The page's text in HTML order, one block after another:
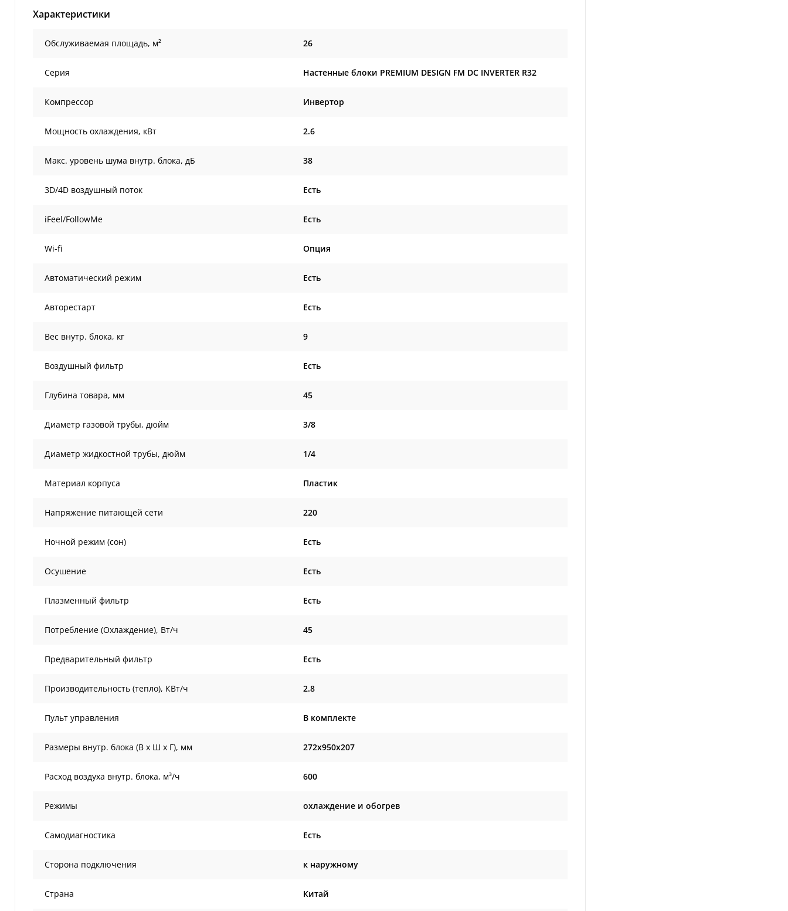
Характеристики
Обслуживаемая площадь, м² 26
Серия Настенные блоки PREMIUM DESIGN FM DC INVERTER R32
Компрессор Инвертор
Мощность охлаждения, кВт 2.6
Макс. уровень шума внутр. блока, дБ 38
3D/4D воздушный поток Есть
iFeel/FollowMe Есть
Wi-fi Опция
Автоматический режим Есть
Авторестарт Есть
Вес внутр. блока, кг 9
Воздушный фильтр Есть
Глубина товара, мм 45
Диаметр газовой трубы, дюйм 3/8
Диаметр жидкостной трубы, дюйм 1/4
Материал корпуса Пластик
Напряжение питающей сети 220
Ночной режим (сон) Есть
Осушение Есть
Плазменный фильтр Есть
Потребление (Охлаждение), Вт/ч 45
Предварительный фильтр Есть
Производительность (тепло), КВт/ч 2.8
Пульт управления В комплекте
Размеры внутр. блока (В х Ш х Г), мм 272x950x207
Расход воздуха внутр. блока, м³/ч 600
Режимы охлаждение и обогрев
Самодиагностика Есть
Сторона подключения к наружному
Страна Китай